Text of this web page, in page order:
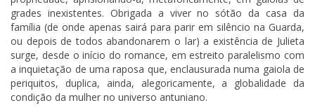
grades inexistentes. Obrigada a viver no sótão da casa da
família (de onde apenas sairá para parir em silêncio na Guarda,
ou depois de todos abandonarem o lar) a existência de Julieta
surge, desde o início do romance, em estreito paralelismo com
a inquietação de uma raposa que, enclausurada numa gaiola de
periquitos, duplica, ainda, alegoricamente, a globalidade da
condição da mulher no universo antuniano.